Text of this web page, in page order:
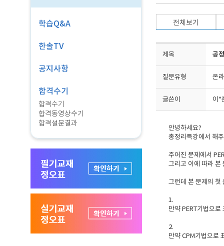
전체보기
제목 공
질문유형 온
글쓴이 이*
안녕하세요?
총정리특강에서 해
주어진 문제에서
그리고 이에 따라 본
그런데 본 문제의 첫
1.
만약 PERT기법으
2.
만약 CPM기법으로
학습Q&A
한솔TV
공지사항
합격수기
합격수기
합격동영상수기
합격설문결과